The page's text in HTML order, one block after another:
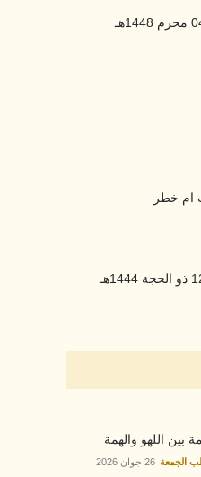
ام خطر
بين اللهو والهمة
الجمعة 26 جوان 2026